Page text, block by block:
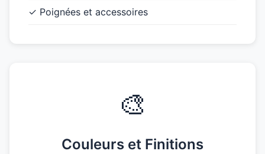
✓ Poignées et accessoires
🎨
Couleurs et Finitions